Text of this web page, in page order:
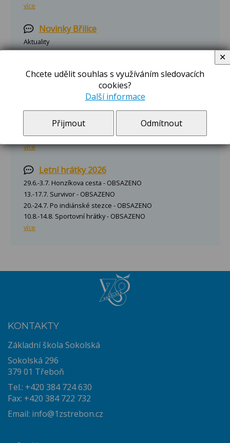
více
Novinky Břilice
Aktuality
více
Zápis do školní družiny 2026/2027
Zápis do školní družiny na Sokolské pro rok
2026/2027 se bude konat ve dnech
27.8.-28.8.2026 a 31.8.2026 v době 8:00-15:00
hodin v I. odd. školní družiny, přízemí školy.
Zápisový lístek najdete po rozkliknutí.
více
Letní hrátky 2026
29.6.-3.7. Honzíkova cesta - OBSAZENO
13.-17.7. Survivor - OBSAZENO
20.-24.7. Po indiánské stezce - OBSAZENO
10.8.-14.8. Sportovní hrátky - OBSAZENO
více
KONTAKTY
Základní škola Sokolská
Sokolská 296
379 01 Třeboň
Tel.: +420 384 724 630
Fax: +420 384 722 732
Email: info@1zstrebon.cz
Chcete udělit souhlas s využíváním sledovacích
cookies?
Další informace
Přijmout Odmítnout
✕